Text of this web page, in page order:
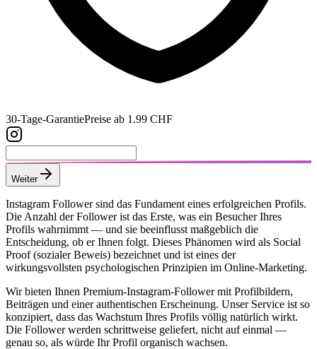
30-Tage-GarantiePreise ab 1.99 CHF
Weiter
Instagram Follower sind das Fundament eines erfolgreichen Profils.
Die Anzahl der Follower ist das Erste, was ein Besucher Ihres
Profils wahrnimmt — und sie beeinflusst maßgeblich die
Entscheidung, ob er Ihnen folgt. Dieses Phänomen wird als Social
Proof (sozialer Beweis) bezeichnet und ist eines der
wirkungsvollsten psychologischen Prinzipien im Online-Marketing.
Wir bieten Ihnen Premium-Instagram-Follower mit Profilbildern,
Beiträgen und einer authentischen Erscheinung. Unser Service ist so
konzipiert, dass das Wachstum Ihres Profils völlig natürlich wirkt.
Die Follower werden schrittweise geliefert, nicht auf einmal —
genau so, als würde Ihr Profil organisch wachsen.